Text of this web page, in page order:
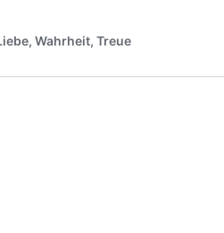
Wahrheit, Treue